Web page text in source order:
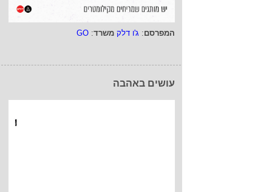
המפרסם: ג'ו דלק משרד:
GO
עושים באהבה